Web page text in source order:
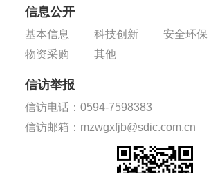
信息公开
基本信息 科技创新
安全环保
物资采购
其他
信访举报
信访电话：0594-7598383
信访邮箱：mzwgxfjb@sdic.com.cn